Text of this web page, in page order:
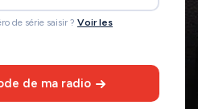
de série saisir ? Voir les
de ma radio